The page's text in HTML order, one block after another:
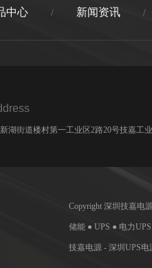
中心 / 新闻资讯 /
湖街道楼村第一工业区2路20号技嘉工
Copyright 深圳技嘉电
储能 ● UPS ● 电力
技嘉电源 - 深圳UPS